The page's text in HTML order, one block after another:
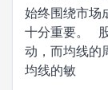
始终围绕市场
十分重要。
动，而均线的
均线的敏